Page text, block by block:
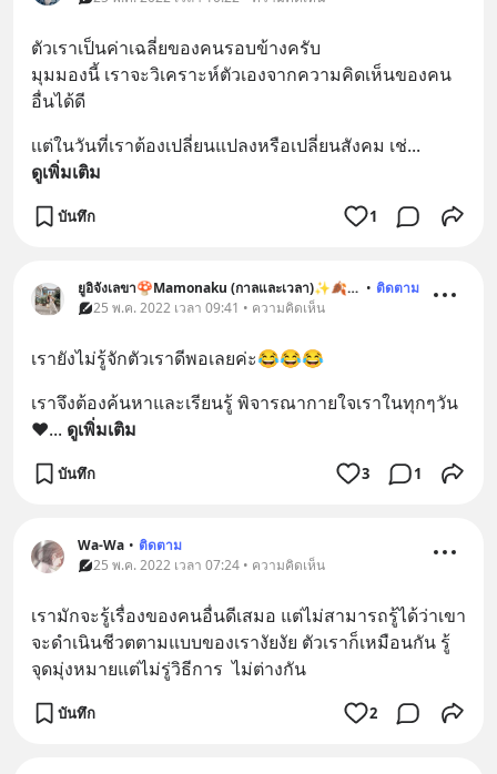
ตัวเราเป็นค่าเฉลี่ยของคนรอบข้างครับ
มุมมองนี้ เราจะวิเคราะห์ตัวเองจากความคิดเห็นของคน
อื่นได้ดี
เเต่ในวันที่เราต้องเปลี่ยนแปลงหรือเปลี่ยนสังคม เช่...
ดูเพิ่มเติม
บันทึก 1
ยูอิจังเลขา🍄Mamonaku (กาลและเวลา)✨🍂🍃🐞🐶 • ติดตาม
25 พ.ค. 2022 เวลา 09:41 • ความคิดเห็น
เรายังไม่รู้จักตัวเราดีพอเลยค่ะ😂😂😂
เราจึงต้องค้นหาและเรียนรู้ พิจารณากายใจเราในทุกๆวัน
❤️... ดูเพิ่มเติม
บันทึก 3 1
Wa-Wa • ติดตาม
25 พ.ค. 2022 เวลา 07:24 • ความคิดเห็น
เรามักจะรู้เรื่องของคนอื่นดีเสมอ แต่ไม่สามารถรู้ได้ว่าเขา
จะดำเนินชีวตตามแบบของเรางัยงัย ตัวเราก็เหมือนกัน รู้
จุดมุ่งหมายแต่ไม่รู่วิธีการ  ไม่ต่างกัน
บันทึก 2